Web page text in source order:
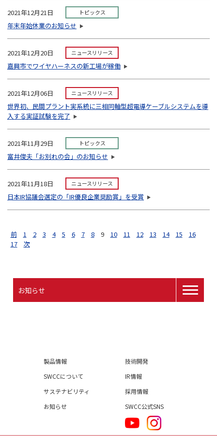
2021年12月21日 トピックス
年末年始休業のお知らせ
2021年12月20日 ニュースリリース
嘉興市でワイヤハーネスの新工場が稼働
2021年12月06日 ニュースリリース
世界初、民間プラント実系統に三相同軸型超電導ケーブルシステムを導
入する実証試験を完了
2021年11月29日 トピックス
富井俊夫「お別れの会」のお知らせ
2021年11月18日 ニュースリリース
日本IR協議会選定の「IR優良企業奨励賞」を受賞
前 1 2 3 4 5 6 7 8 9 10 11 12 13 14 15
16
17
次
お知らせ
製品情報
技術開発
SWCCについて
IR情報
サステナビリティ
採用情報
お知らせ
SWCC公式SNS